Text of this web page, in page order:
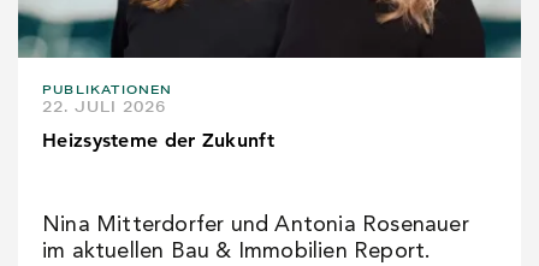
PUBLIKATIONEN
22. JULI 2026
Heizsysteme der Zukunft
Nina Mitterdorfer und Antonia Rosenauer
im aktuellen Bau & Immobilien Report.